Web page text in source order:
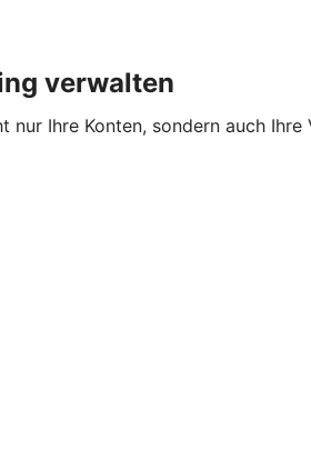
verwalten
nur Ihre Konten, sondern auch